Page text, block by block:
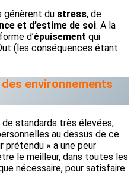
génèrent du stress, de
et d’estime de soi. A la
d’épuisement qui
(les conséquences étant
environnements
standards très élevées,
au dessus de ce
prétendu » a une peur
le meilleur, dans toutes les
nécessaire, pour satisfaire